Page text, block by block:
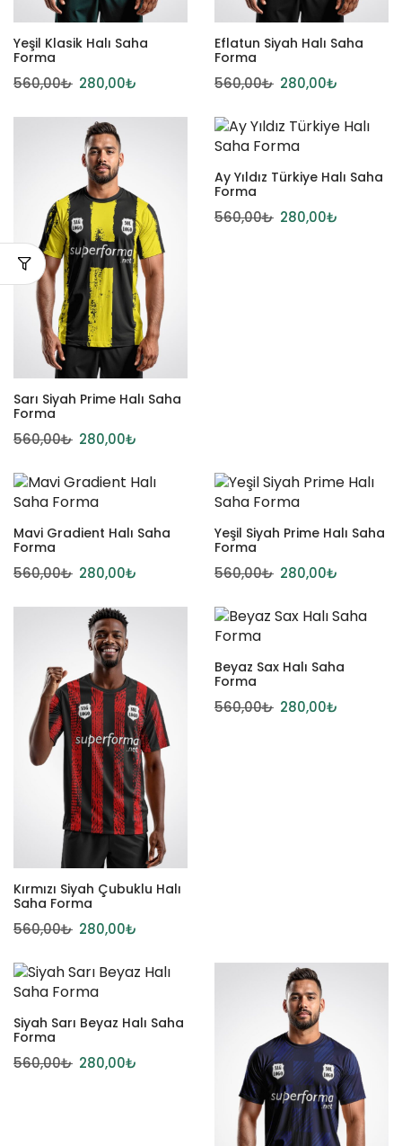
Yeşil Klasik Halı Saha
Forma
560,00₺ 280,00₺
Eflatun Siyah Halı Saha
Forma
560,00₺ 280,00₺
Sarı Siyah Prime Halı Saha
Forma
560,00₺ 280,00₺
Ay Yıldız Türkiye Halı Saha
Forma
560,00₺ 280,00₺
Mavi Gradient Halı Saha
Forma
560,00₺ 280,00₺
Yeşil Siyah Prime Halı Saha
Forma
560,00₺ 280,00₺
Kırmızı Siyah Çubuklu Halı
Saha Forma
560,00₺ 280,00₺
Beyaz Sax Halı Saha
Forma
560,00₺ 280,00₺
Siyah Sarı Beyaz Halı Saha
Forma
560,00₺ 280,00₺